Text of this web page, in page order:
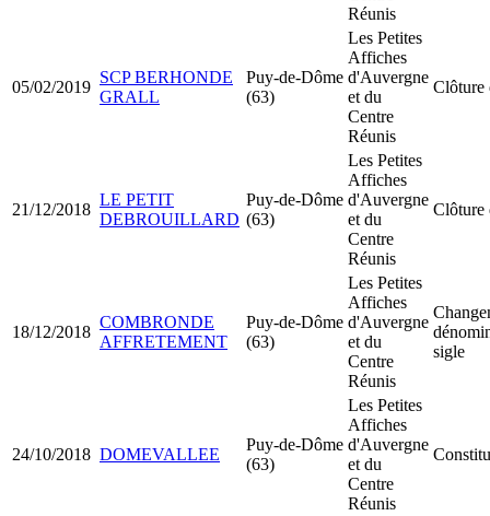
Réunis
05/02/2019
SCP BERHONDE
GRALL
Puy-de-Dôme
(63)
Les Petites
Affiches
d'Auvergne
et du
Centre
Réunis
Clôture
21/12/2018
LE PETIT
DEBROUILLARD
Puy-de-Dôme
(63)
Les Petites
Affiches
d'Auvergne
et du
Centre
Réunis
Clôture
18/12/2018
COMBRONDE
AFFRETEMENT
Puy-de-Dôme
(63)
Les Petites
Affiches
d'Auvergne
et du
Centre
Réunis
sigle
24/10/2018 DOMEVALLEE
Puy-de-Dôme
(63)
Les Petites
Affiches
d'Auvergne
et du
Centre
Réunis